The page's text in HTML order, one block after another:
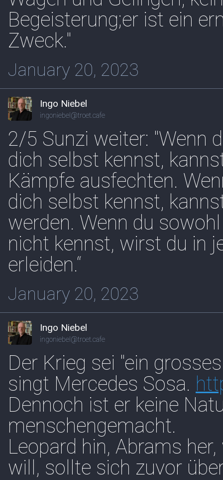
Begeisterung;er ist ein
Zweck."
January 20, 2023
Ingo Niebel
ingoniebel@troet.cafe
2/5 Sunzi weiter: "Wenn
dich selbst kennst,
Kämpfe ausfechten.
dich selbst kennst,
werden. Wenn du
nicht kennst, wirst du in
erleiden.“
January 20, 2023
Ingo Niebel
ingoniebel@troet.cafe
Der Krieg sei "ein
singt Mercedes Sosa.
Dennoch ist er keine
menschengemacht.
Leopard hin, Abrams
will, sollte sich zuvor